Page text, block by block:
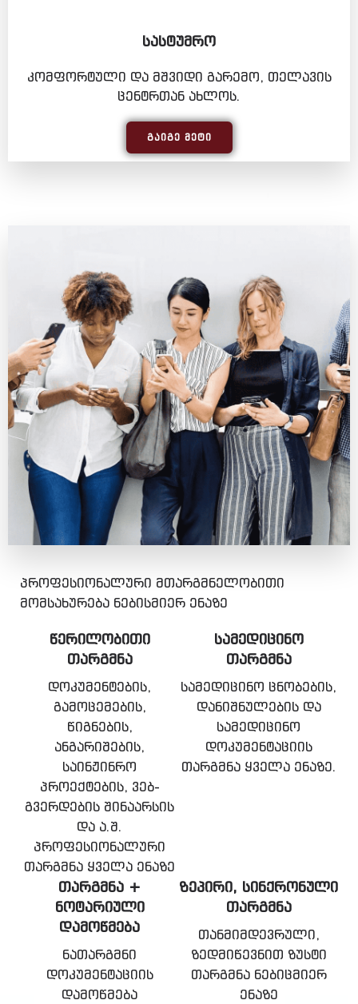
ᲡᲐᲡᲢᲣᲛᲠᲝ
კომფორტული და მშვიდი გარემო, თელავის
ცენტრთან ახლოს.
ᲒᲐᲘᲒᲔ ᲛᲔᲢᲘ
პროფესიონალური მთარგმნელობითი
მომსახურება ნებისმიერ ენაზე
ᲬᲔᲠᲘᲚᲝᲑᲘᲗᲘ
ᲗᲐᲠᲒᲛᲜᲐ
დოკუმენტების,
გამოცემების,
წიგნების,
ანგარიშების,
საინჟინრო
პროექტების, ვებ-
გვერდების შინაარსის
და ა.შ.
პროფესიონალური
თარგმნა ყველა ენაზე
ᲡᲐᲛᲔᲓᲘᲪᲘᲜᲝ
ᲗᲐᲠᲒᲛᲜᲐ
სამედიცინო ცნობების,
დანიშნულების და
სამედიცინო
დოკუმენტაციის
თარგმნა ყველა ენაზე.
ᲗᲐᲠᲒᲛᲜᲐ +
ᲜᲝᲢᲐᲠᲘᲣᲚᲘ
ᲓᲐᲛᲝᲬᲛᲔᲑᲐ
ნათარგმნი
დოკუმენტაციის
დამოწმება
ᲖᲔᲞᲘᲠᲘ, ᲡᲘᲜᲥᲠᲝᲜᲣᲚᲘ
ᲗᲐᲠᲒᲛᲜᲐ
თანმიმდევრული,
ზედმიწევნით ზუსტი
თარგმნა ნებიცმიერ
ენაზე